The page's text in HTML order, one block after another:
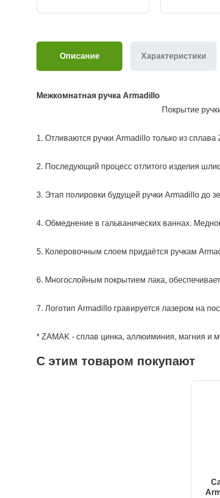
Описание Характеристики
Межкомнатная ручка Armadillo
Покрытие ручки
1. Отливаются ручки Armadillo только из
2. Последующий процесс отлитого изделия
3. Этап полировки будущей ручки Armadillo до
4. Обмеднение в гальванических ваннах.
5. Колеровочным слоем придаётся ручкам
6. Многослойным покрытием лака,
7. Логотип Armadillo гравируется лазером на
* ZAMAK - сплав цинка, аллюиминия, магния и
С этим товаром покупают